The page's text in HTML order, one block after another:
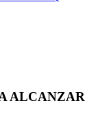
ALCANZAR